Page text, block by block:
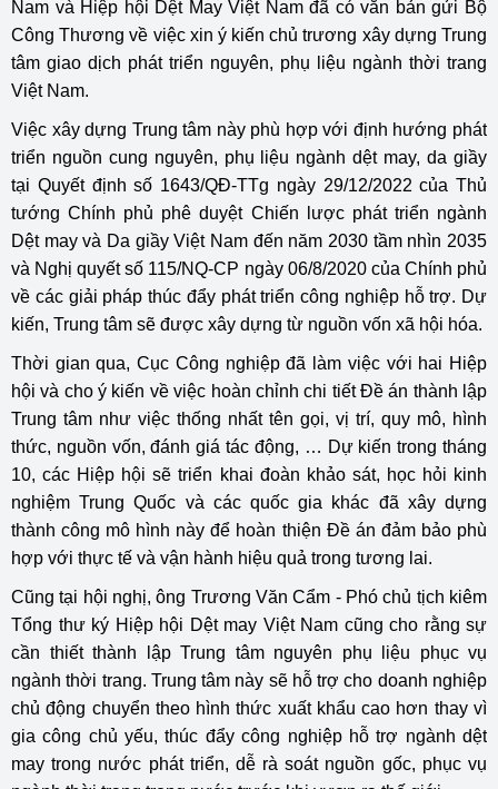
Nam và Hiệp hội Dệt May Việt Nam đã có văn bản gửi Bộ
Công Thương về việc xin ý kiến chủ trương xây dựng Trung
tâm giao dịch phát triển nguyên, phụ liệu ngành thời trang
Việt Nam.
Việc xây dựng Trung tâm này phù hợp với định hướng phát
triển nguồn cung nguyên, phụ liệu ngành dệt may, da giầy
tại Quyết định số 1643/QĐ-TTg ngày 29/12/2022 của Thủ
tướng Chính phủ phê duyệt Chiến lược phát triển ngành
Dệt may và Da giầy Việt Nam đến năm 2030 tầm nhìn 2035
và Nghị quyết số 115/NQ-CP ngày 06/8/2020 của Chính phủ
về các giải pháp thúc đẩy phát triển công nghiệp hỗ trợ. Dự
kiến, Trung tâm sẽ được xây dựng từ nguồn vốn xã hội hóa.
Thời gian qua, Cục Công nghiệp đã làm việc với hai Hiệp
hội và cho ý kiến về việc hoàn chỉnh chi tiết Đề án thành lập
Trung tâm như việc thống nhất tên gọi, vị trí, quy mô, hình
thức, nguồn vốn, đánh giá tác động, … Dự kiến trong tháng
10, các Hiệp hội sẽ triển khai đoàn khảo sát, học hỏi kinh
nghiệm Trung Quốc và các quốc gia khác đã xây dựng
thành công mô hình này để hoàn thiện Đề án đảm bảo phù
hợp với thực tế và vận hành hiệu quả trong tương lai.
Cũng tại hội nghị, ông Trương Văn Cẩm - Phó chủ tịch kiêm
Tổng thư ký Hiệp hội Dệt may Việt Nam cũng cho rằng sự
cần thiết thành lập Trung tâm nguyên phụ liệu phục vụ
ngành thời trang. Trung tâm này sẽ hỗ trợ cho doanh nghiệp
chủ động chuyển theo hình thức xuất khẩu cao hơn thay vì
gia công chủ yếu, thúc đẩy công nghiệp hỗ trợ ngành dệt
may trong nước phát triển, dễ rà soát nguồn gốc, phục vụ